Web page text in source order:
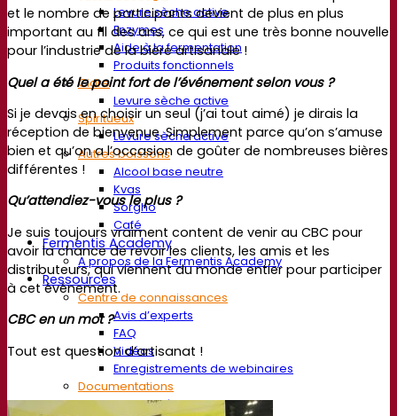
Levure sèche active
Enzymes
Aide à la fermentation
Produits fonctionnels
Cidre
Levure sèche active
Spiritueux
Levure sèche active
Autres boissons
Alcool base neutre
Kvas
Sorgho
Café
Fermentis Academy
A propos de la Fermentis Academy
Ressources
Centre de connaissances
Avis d’experts
FAQ
Vidéos
Enregistrements de webinaires
Documentations
Pour la Bière
et le nombre de participants devient de plus en plus
important au fil des ans, ce qui est une très bonne nouvelle
pour l’industrie de la bière artisanale !
Quel a été le point fort de l’événement selon vous ?
Si je devais en choisir un seul (j’ai tout aimé) je dirais la
réception de bienvenue. Simplement parce qu’on s’amuse
bien et qu’on a l’occasion de goûter de nombreuses bières
différentes !
Qu’attendiez-vous le plus ?
Je suis toujours vraiment content de venir au CBC pour
avoir la chance de revoir les clients, les amis et les
distributeurs, qui viennent du monde entier pour participer
à cet événement.
CBC en un mot ?
Tout est question d’artisanat !